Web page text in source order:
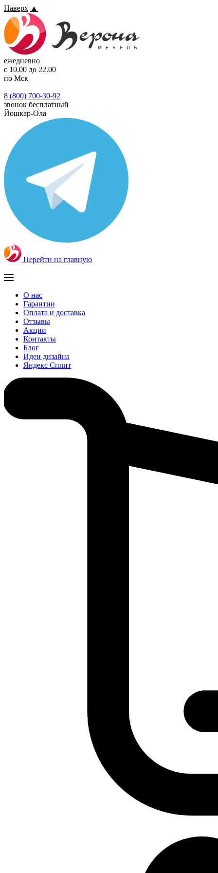
Наверх ▲
ежедневно
с 10.00 до 22.00
по Мск
8 (800) 700-30-92
звонок бесплатный
Йошкар-Ола
Перейти на главную
О нас
Гарантии
Оплата и доставка
Отзывы
Акции
Контакты
Блог
Идеи дизайна
Яндекс Сплит